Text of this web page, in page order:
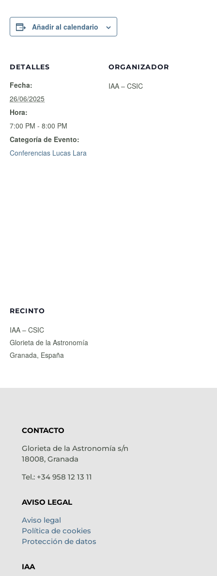
Añadir al calendario
DETALLES
Fecha:
26/06/2025
Hora:
7:00 PM - 8:00 PM
Categoría de Evento:
Conferencias Lucas Lara
ORGANIZADOR
IAA – CSIC
RECINTO
IAA – CSIC
Glorieta de la Astronomía
Granada, España
CONTACTO
Glorieta de la Astronomía s/n
18008, Granada
Tel.: +34 958 12 13 11
AVISO LEGAL
Aviso legal
Política de cookies
Protección de datos
IAA